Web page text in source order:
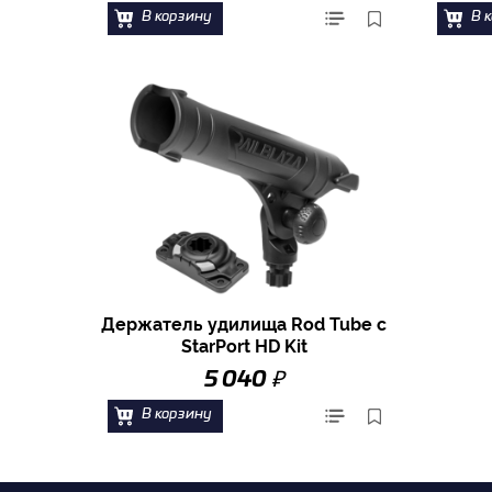
В корзину В
Держатель удилища Rod Tube с
StarPort HD Kit
5 040 ₽
В корзину